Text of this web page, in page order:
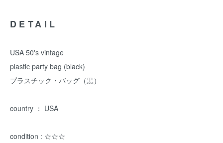
DETAIL
USA 50's vintage
plastic party bag (black)
プラスチック・バッグ（黒）
country ： USA
condition : ☆☆☆